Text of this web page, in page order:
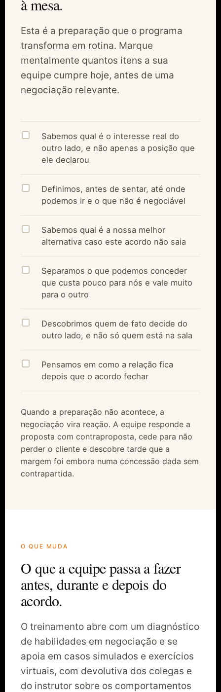
à mesa.
Esta é a preparação que o programa
transforma em rotina. Marque
mentalmente quantos itens a sua
equipe cumpre hoje, antes de uma
negociação relevante.
Sabemos qual é o interesse real do
outro lado, e não apenas a posição que
ele declarou
Definimos, antes de sentar, até onde
podemos ir e o que não é negociável
Sabemos qual é a nossa melhor
alternativa caso este acordo não saia
Separamos o que podemos conceder
que custa pouco para nós e vale muito
para o outro
Descobrimos quem de fato decide do
outro lado, e não só quem está na sala
Pensamos em como a relação fica
depois que o acordo fechar
Quando a preparação não acontece, a
negociação vira reação. A equipe responde a
proposta com contraproposta, cede para não
perder o cliente e descobre tarde que a
margem foi embora numa concessão dada sem
contrapartida.
O QUE MUDA
O que a equipe passa a fazer
antes, durante e depois do
acordo.
O treinamento abre com um diagnóstico
de habilidades em negociação e se
apoia em casos simulados e exercícios
virtuais, com devolutiva dos colegas e
do instrutor sobre os comportamentos